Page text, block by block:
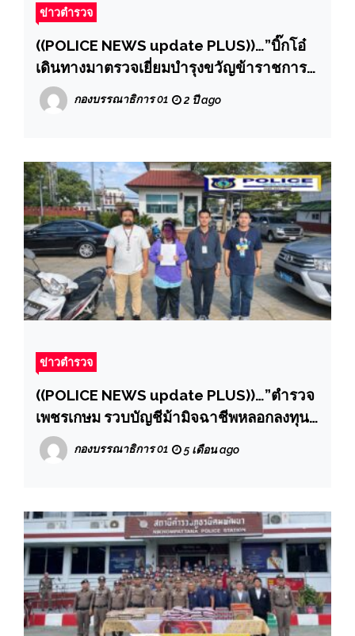
ข่าวตำรวจ
((POLICE NEWS update PLUS))…”บิ๊กโอ๋
เดินทางมาตรวจเยี่ยมบำรุงขวัญข้าราชการ
ตำรวจที่ “สภ.บึงนาราง” โดยได้มอบถุงบำรุง
ขวัญ ของ ตร. เพื่อบำรุงขวัญและกำลังใจ ใน
เหนี่ยวจิตใจ
กองบรรณาธิการ 01 2 ปี ago
ข่าวตำรวจ
((POLICE NEWS update PLUS))…”ตำรวจ
เพชรเกษม รวบบัญชีม้ามิจฉาชีพหลอกลงทุน
ออนไลน์ กดไลท์กดแชร์ได้ผลกำไรสูง สูญเงิน
กว่า 3 แสน บาท.
กองบรรณาธิการ 01 5 เดือน ago